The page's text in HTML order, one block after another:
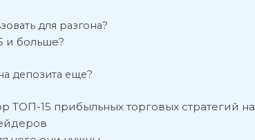
для разгона?
и больше?
депозита еще?
ТОП-15 прибыльных торговых стратегий на